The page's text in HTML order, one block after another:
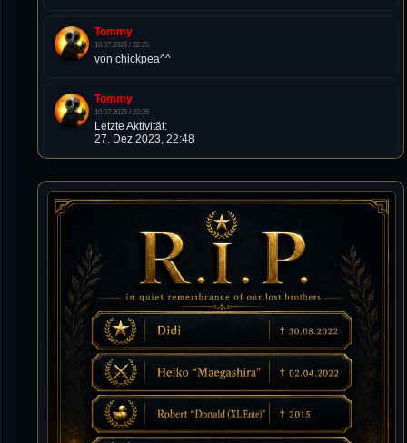
Tommy
10.07.2026 / 22:25
von chickpea^^
Tommy
10.07.2026 / 22:25
Letzte Aktivität:
27. Dez 2023, 22:48
DieWildeHilde
10.07.2026 / 12:48
Happy Birthday Chickpea
DieWildeHilde
10.07.2026 / 10:08
Hallo meine Lieben!
Isimiyaki
10.07.2026 / 00:34
Alles gute chickpea
Mojochilla
02.07.2026 / 15:53
Was geht aaaaaaaaaaaab